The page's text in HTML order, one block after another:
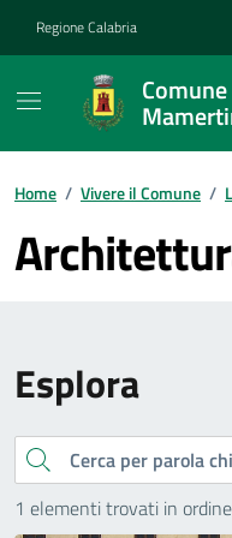
Regione Calabria
Home / Vivere il Comune /
Esplora
Cerca
1 elementi trovati in